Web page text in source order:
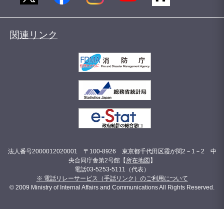
関連リンク
法人番号2000012020001 〒100-8926 東京都千代田区霞が関2－1－2 中
央合同庁舎第2号館【 所在地図 】
電話03-5253-5111（代表）
※ 電話リレーサービス（手話リンク）のご利用について
© 2009 Ministry of Internal Affairs and Communications All Rights Reserved.